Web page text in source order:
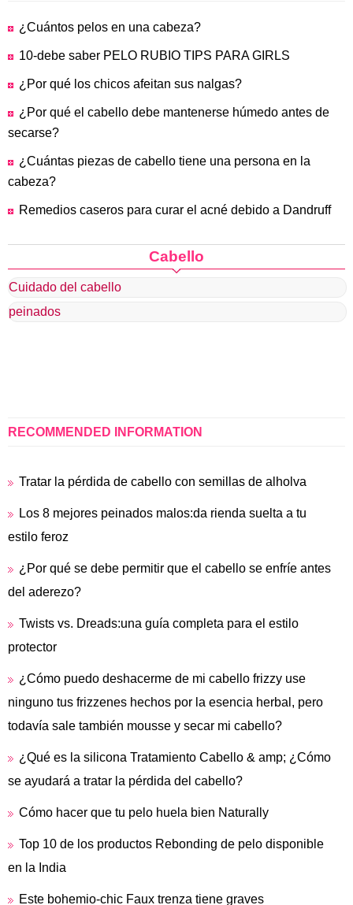
¿Cuántos pelos en una cabeza?
10-debe saber PELO RUBIO TIPS PARA GIRLS
¿Por qué los chicos afeitan sus nalgas?
¿Por qué el cabello debe mantenerse húmedo antes de
secarse?
¿Cuántas piezas de cabello tiene una persona en la
cabeza?
Remedios caseros para curar el acné debido a Dandruff
Cabello
Cuidado del cabello
peinados
RECOMMENDED INFORMATION
Tratar la pérdida de cabello con semillas de alholva
Los 8 mejores peinados malos:da rienda suelta a tu
estilo feroz
¿Por qué se debe permitir que el cabello se enfríe antes
del aderezo?
Twists vs. Dreads:una guía completa para el estilo
protector
¿Cómo puedo deshacerme de mi cabello frizzy use
ninguno tus frizzenes hechos por la esencia herbal, pero
todavía sale también mousse y secar mi cabello?
¿Qué es la silicona Tratamiento Cabello & amp; ¿Cómo
se ayudará a tratar la pérdida del cabello?
Cómo hacer que tu pelo huela bien Naturally
Top 10 de los productos Rebonding de pelo disponible
en la India
Este bohemio-chic Faux trenza tiene graves